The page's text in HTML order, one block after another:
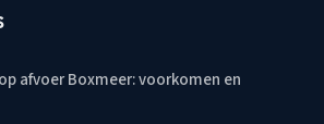
afvoer Boxmeer: voorkomen en